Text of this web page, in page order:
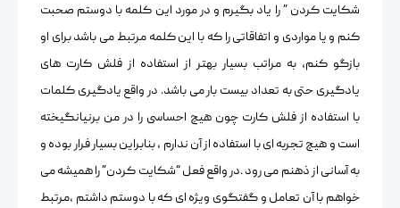
شکایت کردن ” را یاد بگیرم و در مورد این کلمه با دوستم صحبت
کنم و یا مواردی و اتفاقاتی را که با این کلمه مرتبط می باشد برای او
بازگو کنم، به مراتب بسیار بهتر از استفاده از فلش کارت های
یادگیری حتی به تعداد بیست بار می باشد. در واقع یادگیری کلمات
با استفاده از فلش کارت چون هیچ احساسی را در من برنیانگیخته
است و هیچ تجربه ای با استفاده از آن ندارم ، بنابراین بسیار فرار بوده و
به آسانی از ذهنم می رود .در واقع فعل “شکایت کردن” را همیشه می
خواهم با آن تعامل و گفتگوی ویژه ای که با دوستم داشتم ،مرتبط